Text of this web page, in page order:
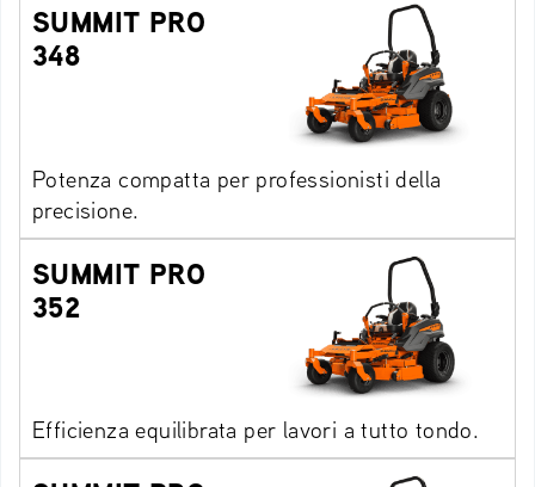
SUMMIT PRO
348
Potenza compatta per professionisti della
precisione.
SUMMIT PRO
352
Efficienza equilibrata per lavori a tutto tondo.